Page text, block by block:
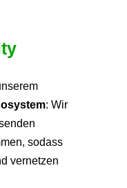
m
: Wir
sodass
vernetzen